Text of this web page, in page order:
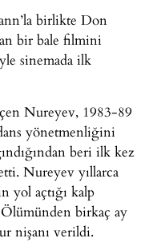
birlikte Don
bir bale filmini
sinemada ilk
Nureyev, 1983-89
yönetmenliğini
beri ilk kez
Nureyev yıllarca
yol açtığı kalp
birkaç ay
nişanı verildi.